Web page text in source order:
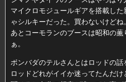
マイクロモジュールギアを搭載し
ゃシルキーだった。買わないけどね。
あとコーモランのブースは昭和の
ぁ。
ボンバダのテルさんとはロッドの
ロッドどれがイイか迷ってたんだ